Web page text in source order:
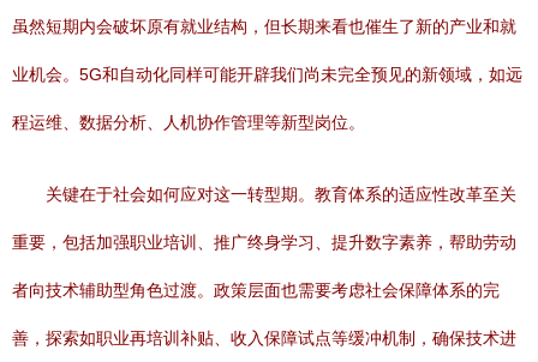
虽然短期内会破坏原有就业结构，但长期来看也催生了新的产业和就
业机会。5G和自动化同样可能开辟我们尚未完全预见的新领域，如远
程运维、数据分析、人机协作管理等新型岗位。
关键在于社会如何应对这一转型期。教育体系的适应性改革至关
重要，包括加强职业培训、推广终身学习、提升数字素养，帮助劳动
者向技术辅助型角色过渡。政策层面也需要考虑社会保障体系的完
善，探索如职业再培训补贴、收入保障试点等缓冲机制，确保技术进